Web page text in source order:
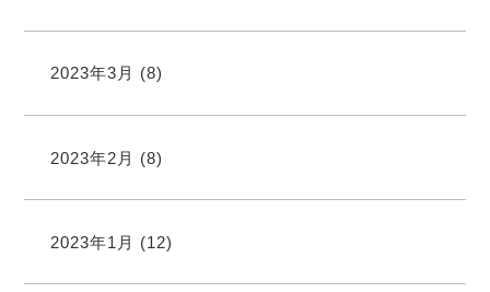
2023年3月 (8)
2023年2月 (8)
2023年1月 (12)